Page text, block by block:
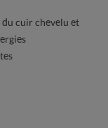
cuir chevelu et